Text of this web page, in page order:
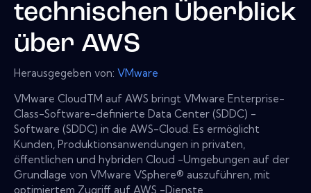
technischen Überblick
über AWS
Herausgegeben von: VMware
VMware CloudTM auf AWS bringt VMware Enterprise-
Class-Software-definierte Data Center (SDDC) -
Software (SDDC) in die AWS-Cloud. Es ermöglicht
Kunden, Produktionsanwendungen in privaten,
öffentlichen und hybriden Cloud -Umgebungen auf der
Grundlage von VMware VSphere® auszuführen, mit
optimiertem Zugriff auf AWS -Dienste.